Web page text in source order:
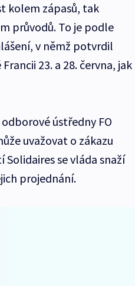
kolem zápasů, tak
průvodů. To je podle
v němž potvrdil
23. a 28. června, jak
ústředny FO
uvažovat o zákazu
se vláda snaží
projednání.